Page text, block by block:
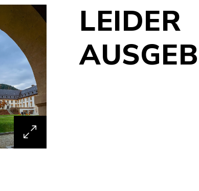
LEIDER